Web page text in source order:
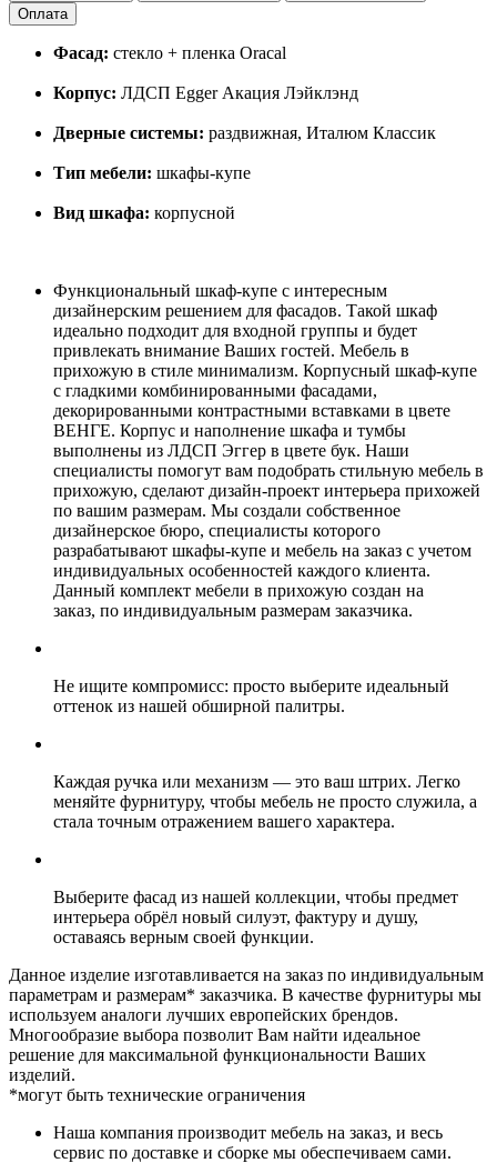
Оплата
Фасад: стекло + пленка Oracal
Корпус: ЛДСП Egger Акация Лэйклэнд
Дверные системы: раздвижная, Италюм Классик
Тип мебели: шкафы-купе
Вид шкафа: корпусной
Функциональный шкаф-купе с интересным
дизайнерским решением для фасадов. Такой шкаф
идеально подходит для входной группы и будет
привлекать внимание Ваших гостей. Мебель в
прихожую в стиле минимализм. Корпусный шкаф-купе
с гладкими комбинированными фасадами,
декорированными контрастными вставками в цвете
ВЕНГЕ. Корпус и наполнение шкафа и тумбы
выполнены из ЛДСП Эггер в цвете бук. Наши
специалисты помогут вам подобрать стильную мебель в
прихожую, сделают дизайн-проект интерьера прихожей
по вашим размерам. Мы создали собственное
дизайнерское бюро, специалисты которого
разрабатывают шкафы-купе и мебель на заказ с учетом
индивидуальных особенностей каждого клиента.
Данный комплект мебели в прихожую создан на
заказ, по индивидуальным размерам заказчика.
Не ищите компромисс: просто выберите идеальный
оттенок из нашей обширной палитры.
Каждая ручка или механизм — это ваш штрих. Легко
меняйте фурнитуру, чтобы мебель не просто служила, а
стала точным отражением вашего характера.
Выберите фасад из нашей коллекции, чтобы предмет
интерьера обрёл новый силуэт, фактуру и душу,
оставаясь верным своей функции.
Данное изделие изготавливается на заказ по индивидуальным
параметрам и размерам* заказчика. В качестве фурнитуры мы
используем аналоги лучших европейских брендов.
Многообразие выбора позволит Вам найти идеальное
решение для максимальной функциональности Ваших
изделий.
*могут быть технические ограничения
Наша компания производит мебель на заказ, и весь
сервис по доставке и сборке мы обеспечиваем сами.